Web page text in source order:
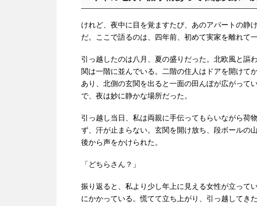
けれど、夜中に目を覚ますたび、あのアパートの静
だ。ここで語るのは、四年前、初めて実家を離れて
引っ越したのは八月、夏の盛りだった。北欧風と謳
関は一階に並んでいる。二階の住人はドアを開けて
あり、北側の玄関を出ると一面の田んぼが広がって
で、夜は妙に静かな場所だった。
引っ越し当日、私は両親に手伝ってもらいながら荷
ず、汗が止まらない。玄関を開け放ち、段ボールの
後から声をかけられた。
「どちらさん？」
振り返ると、私より少し年上に見える女性が立って
にかかっている。慌てて立ち上がり、引っ越してき